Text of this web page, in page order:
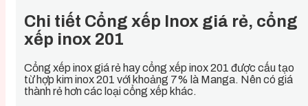
Chi tiết Cổng xếp Inox giá rẻ, cổng
xếp inox 201
Cổng xếp inox giá rẻ hay cổng xếp inox 201 được cấu tạo
từ hợp kim inox 201 với khoảng 7% là Manga. Nên có giá
thành rẻ hơn các loại cổng xếp khác.